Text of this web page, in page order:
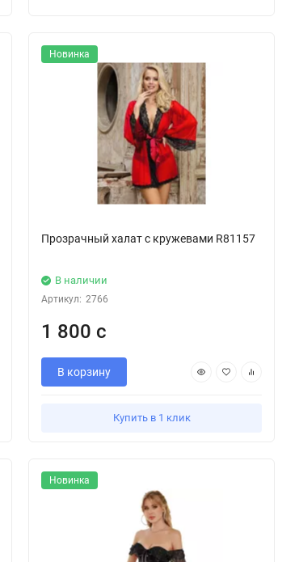
Новинка
Прозрачный халат с кружевами R81157
В наличии
Артикул: 2766
1 800 с
В корзину
Купить в 1 клик
Новинка